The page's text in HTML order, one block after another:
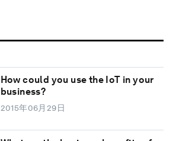
How could you use the IoT in your
business?
2015年06月29日